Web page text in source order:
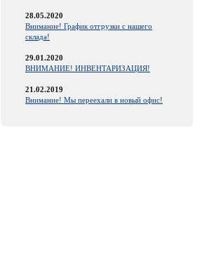
28.05.2020
Внимание! График отгрузки с нашего
склада!
29.01.2020
ВНИМАНИЕ! ИНВЕНТАРИЗАЦИЯ!
21.02.2019
Внимание! Мы переехали в новый офис!